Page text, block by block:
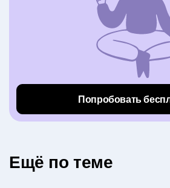
Попробовать
Eщё по теме